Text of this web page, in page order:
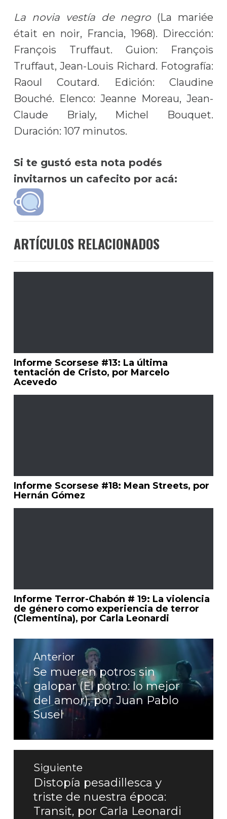
La novia vestía de negro (La mariée
était en noir, Francia, 1968). Dirección:
François Truffaut. Guion: François
Truffaut, Jean-Louis Richard. Fotografía:
Raoul Coutard. Edición: Claudine
Bouché. Elenco: Jeanne Moreau, Jean-
Claude Brialy, Michel Bouquet.
Duración: 107 minutos.
Si te gustó esta nota podés
invitarnos un cafecito por acá:
ARTÍCULOS RELACIONADOS
Informe Scorsese #13: La última
tentación de Cristo, por Marcelo
Acevedo
Informe Scorsese #18: Mean Streets, por
Hernán Gómez
Informe Terror-Chabón # 19: La violencia
de género como experiencia de terror
(Clementina), por Carla Leonardi
Navegación
entradas
Anterior
Entrada
anterior:
Se mueren potros sin
galopar (El potro: lo mejor
del amor), por Juan Pablo
Susel
Siguiente
Entrada
siguiente:
Distopía pesadillesca y
triste de nuestra época:
Transit, por Carla Leonardi